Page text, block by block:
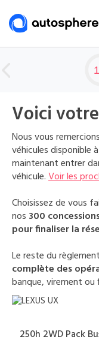
Voici
Nous vous
véhicules disponible
maintenant entrer
véhicule.Voir les
Choisissez de vous
nos 300
pour finaliser la
Le reste du
complète des
banque, virement ou
250h 2WD Pack